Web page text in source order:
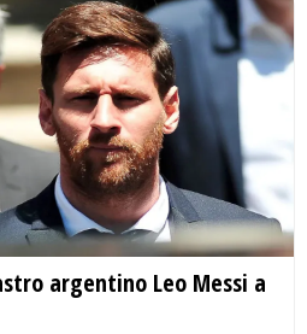
argentino Leo Messi a